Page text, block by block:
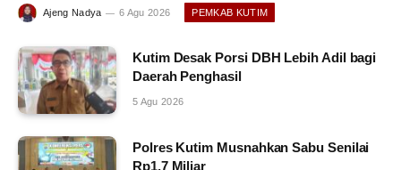
Ajeng Nadya 6 Agu 2026 PEMKAB KUTIM
Kutim Desak Porsi DBH Lebih Adil bagi
Daerah Penghasil
5 Agu 2026
Polres Kutim Musnahkan Sabu Senilai
Rp1,7 Miliar